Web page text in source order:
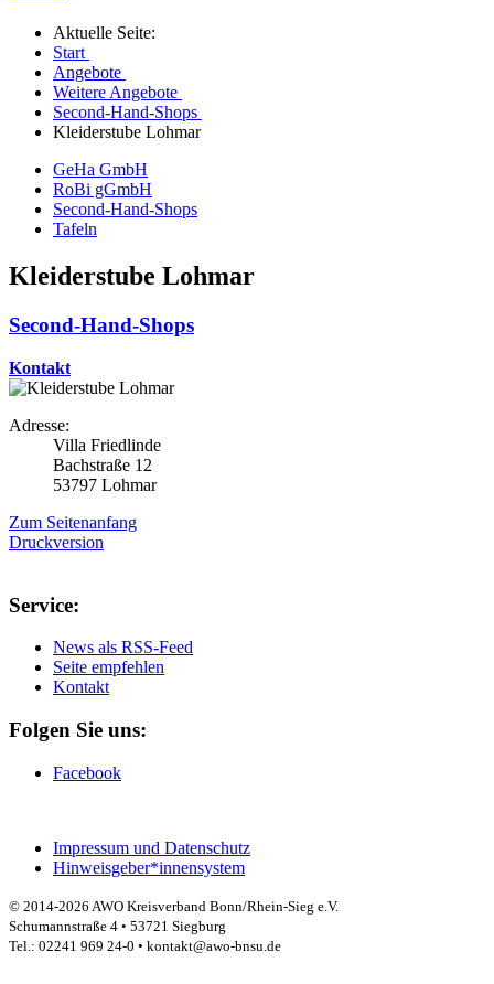
Aktuelle Seite:
Start
Angebote
Weitere Angebote
Second-Hand-Shops
Kleiderstube Lohmar
GeHa GmbH
RoBi gGmbH
Second-Hand-Shops
Tafeln
Kleiderstube Lohmar
Second-Hand-Shops
Kontakt
Adresse:
Villa Friedlinde
Bachstraße 12
53797 Lohmar
Zum Seitenanfang
Druckversion
Service:
News als RSS-Feed
Seite empfehlen
Kontakt
Folgen Sie uns:
Facebook
Impressum und Datenschutz
Hinweisgeber*innensystem
© 2014-2026 AWO Kreisverband Bonn/Rhein-Sieg e.V.
Schumannstraße 4 • 53721 Siegburg
Tel.: 02241 969 24-0 • kontakt@awo-bnsu.de